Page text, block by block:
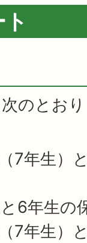
のとおり
7年生）
6年生の
7年生）